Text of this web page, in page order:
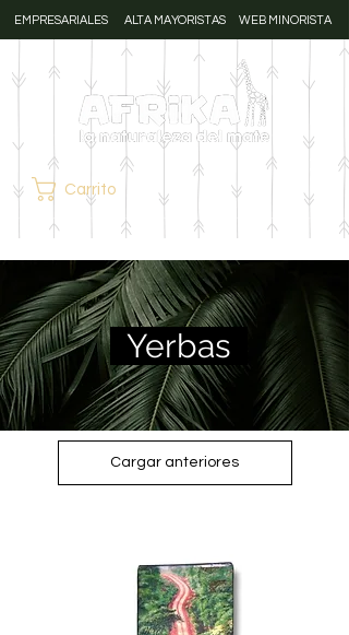
EMPRESARIALES ALTA MAYORISTAS WEB MINORISTA
Carrito
Yerbas
Cargar anteriores